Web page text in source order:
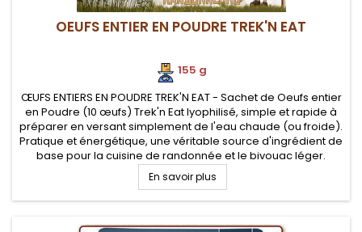
OEUFS ENTIER EN POUDRE TREK'N EAT
155 g
ŒUFS ENTIERS EN POUDRE TREK'N EAT - Sachet de Oeufs entier
en Poudre (10 œufs) Trek'n Eat lyophilisé, simple et rapide à
préparer en versant simplement de l'eau chaude (ou froide).
Pratique et énergétique, une véritable source d'ingrédient de
base pour la cuisine de randonnée et le bivouac léger.
En savoir plus